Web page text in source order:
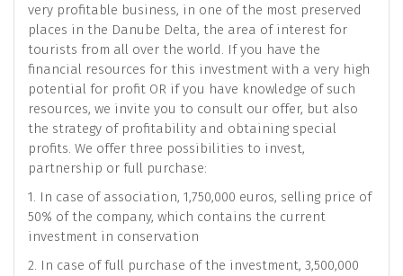
very profitable business, in one of the most preserved
places in the Danube Delta, the area of ​​interest for
tourists from all over the world. If you have the
financial resources for this investment with a very high
potential for profit OR if you have knowledge of such
resources, we invite you to consult our offer, but also
the strategy of profitability and obtaining special
profits. We offer three possibilities to invest,
partnership or full purchase:
1. In case of association, 1,750,000 euros, selling price of
50% of the company, which contains the current
investment in conservation
2. In case of full purchase of the investment, 3,500,000